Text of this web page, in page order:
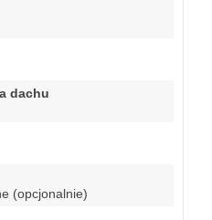
dachu
(opcjonalnie)